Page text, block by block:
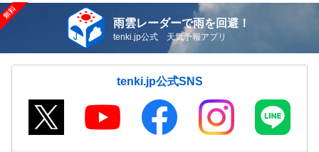
雨雲レーダーで雨を回避！
tenki.jp公式 天気予報アプリ
tenki.jp公式SNS